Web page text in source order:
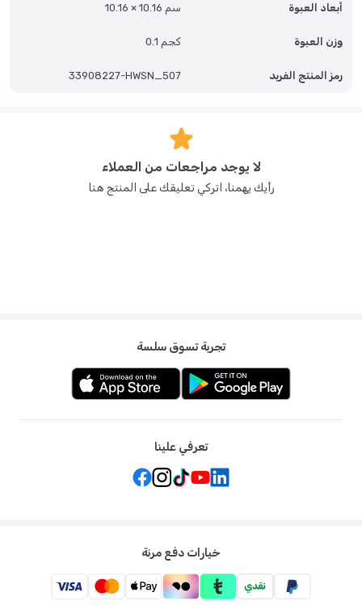
أبعاد العبوة 10.16 × 10.16 سم
وزن العبوة 0.1 كجم
رمز المنتج الفريد 33908227-HWSN_507
لا يوجد مراجعات من العملاء
رأيك يهمنا، اتركي تعليقك على المنتج هنا
تجربة تسوق سلسة
تعرفي علينا
خيارات دفع مرنة